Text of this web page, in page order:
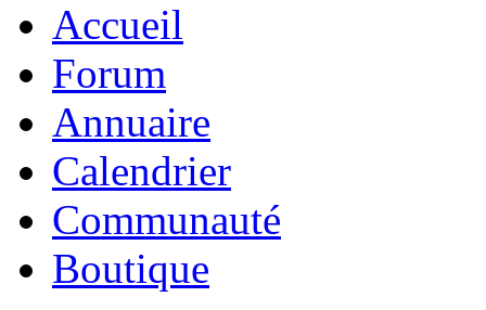
Accueil
Forum
Annuaire
Calendrier
Communauté
Boutique